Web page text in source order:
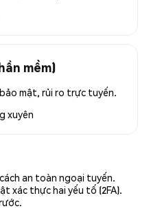
mềm)
mật, rủi ro trực tuyến.
xuyên
an toàn ngoại tuyến.
xác thực hai yếu tố (2FA).